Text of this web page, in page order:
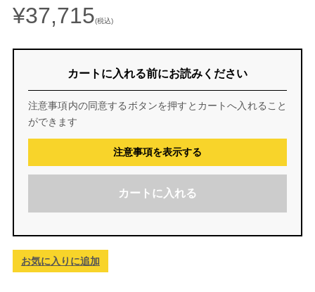
¥37,715(税込)
カートに入れる前にお読みください
注意事項内の同意するボタンを押すとカートへ入れること
ができます
注意事項を表示する
カートに入れる
お気に入りに追加